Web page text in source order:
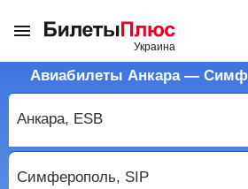
Авиабилеты Анкара —